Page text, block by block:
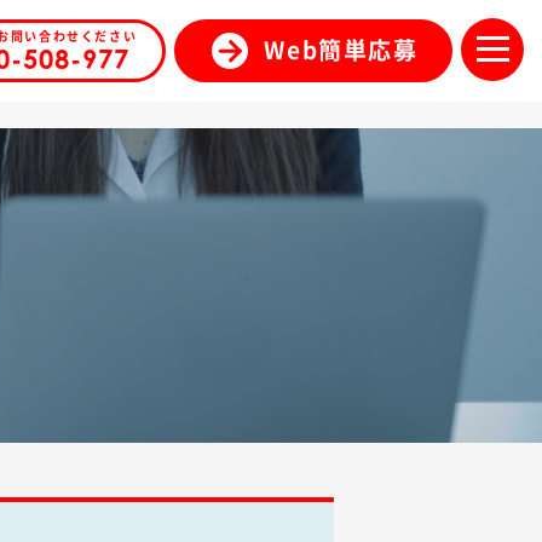
問い合わせください
508-977 Web簡単応募